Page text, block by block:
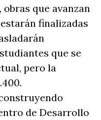
que avanzan
finalizadas
que se
pero la
de Desarrollo